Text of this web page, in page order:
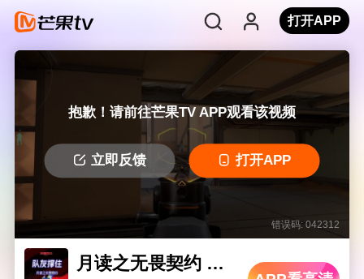
打开APP
抱歉！请前往芒果TV APP观看该视频
立即反馈 打开APP
错误码: 042312
月读之无畏契约 队友撑住